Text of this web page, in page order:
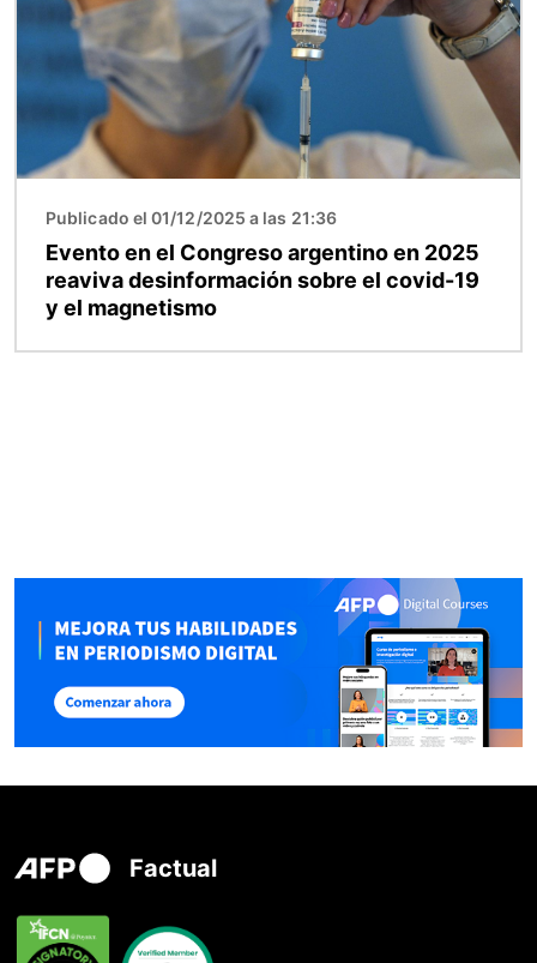
Publicado el 01/12/2025 a las 21:36
Evento en el Congreso argentino en 2025
reaviva desinformación sobre el covid-19
y el magnetismo
Factual